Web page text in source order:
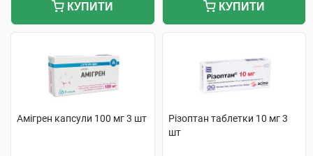
КУПИТИ КУПИТИ
Амігрен капсули 100 мг 3 шт
Різоптан таблетки 10 мг 3
шт